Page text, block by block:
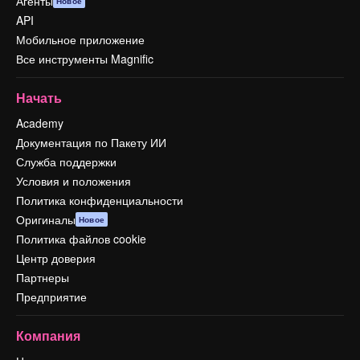
API
Мобильное приложение
Все инструменты Magnific
Начать
Academy
Документация по Пакету ИИ
Служба поддержки
Условия и положения
Политика конфиденциальности
Оригиналы Новое
Политика файлов cookie
Центр доверия
Партнеры
Предприятие
Компания